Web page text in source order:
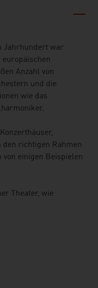
Jahrhundert war
europäischen
Anzahl von
und die
wie das
den richtigen Rahmen
von einigen Beispielen
Theater, wie